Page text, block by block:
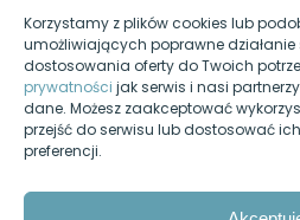
Korzystamy z plików cookies lub
umożliwiających poprawne działanie
dostosowania oferty do Twoich
prywatności jak serwis i nasi
dane. Możesz zaakceptować
przejść do serwisu lub dostosować
preferencji.
CSS
JavaScript
SQL
pojemniki
wszechobecnego
przeglądarka nie miała
który divto
gdzie jest treść
to stopka? Całość
karton
Pasja-informatyki.pl
Blog informatyczny
Fanpage na Facebooku
Forum dyskusyjne